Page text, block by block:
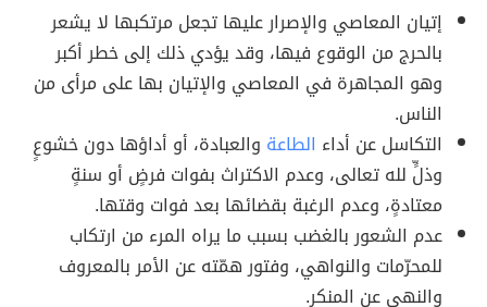
إتيان المعاصي والإصرار عليها تجعل مرتكبها لا يشعر
بالحرج من الوقوع فيها، وقد يؤدي ذلك إلى خطر أكبر
وهو المجاهرة في المعاصي والإتيان بها على مرأى من
الناس.
التكاسل عن أداء الطاعة والعبادة، أو أداؤها دون خشوعٍ
وذلٍّ لله تعالى، وعدم الاكتراث بفوات فرضٍ أو سنةٍ
معتادةٍ، وعدم الرغبة بقضائها بعد فوات وقتها.
عدم الشعور بالغضب بسبب ما يراه المرء من ارتكاب
للمحرّمات والنواهي، وفتور همّته عن الأمر بالمعروف
والنهي عن المنكر.